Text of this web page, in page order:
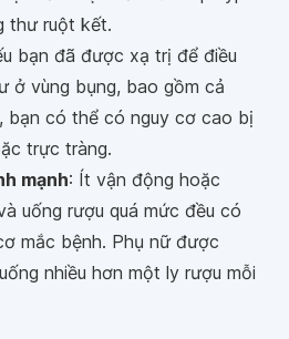
thư ruột kết.
bạn đã được xạ trị để điều
ở vùng bụng, bao gồm cả
bạn có thể có nguy cơ cao bị
trực tràng.
mạnh: Ít vận động hoặc
uống rượu quá mức đều có
mắc bệnh. Phụ nữ được
nhiều hơn một ly rượu mỗi